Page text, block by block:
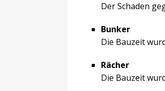
Der Schaden
Bunker
Die Bauzeit
Rächer
Die Bauzeit